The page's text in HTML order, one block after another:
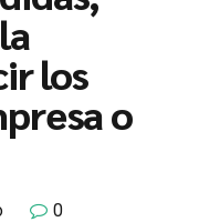
los
o
0